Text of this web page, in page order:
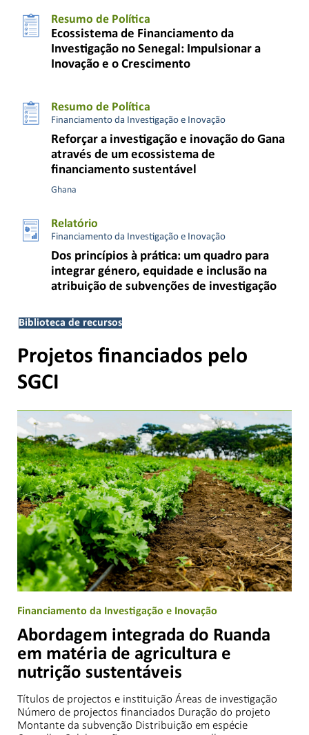
Resumo de Política
Ecossistema de Financiamento da
Investigação no Senegal: Impulsionar a
Inovação e o Crescimento
Resumo de Política
Financiamento da Investigação e Inovação
Reforçar a investigação e inovação do Gana
através de um ecossistema de
financiamento sustentável
Ghana
Relatório
Financiamento da Investigação e Inovação
Dos princípios à prática: um quadro para
integrar género, equidade e inclusão na
atribuição de subvenções de investigação
Biblioteca de recursos
Projetos financiados pelo
SGCI
Financiamento da Investigação e Inovação
Abordagem integrada do Ruanda
em matéria de agricultura e
nutrição sustentáveis
Títulos de projectos e instituição Áreas de investigação
Número de projectos financiados Duração do projeto
Montante da subvenção Distribuição em espécie